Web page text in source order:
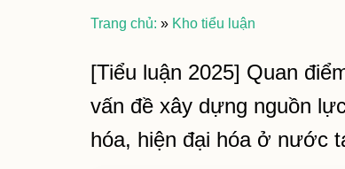
Trang chủ: » Kho tiểu luận
[Tiểu luận 2025] Quan
vấn đề xây dựng nguồn
hóa, hiện đại hóa ở nước